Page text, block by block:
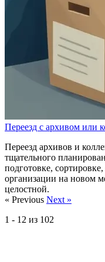
Переезд с архивом или
Переезд архивов и
тщательного
подготовке,
организации на новом
целостной.
« Previous Next »
1 - 12 из 102